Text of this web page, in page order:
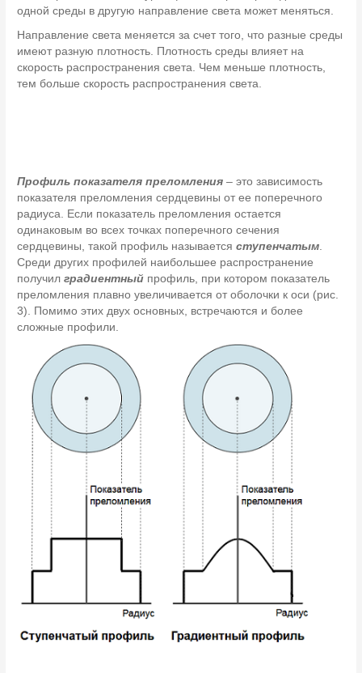
одной среды в другую направление света может меняться.
Направление света меняется за счет того, что разные среды
имеют разную плотность. Плотность среды влияет на
скорость распространения света. Чем меньше плотность,
тем больше скорость распространения света.
Профиль показателя преломления – это зависимость
показателя преломления сердцевины от ее поперечного
радиуса. Если показатель преломления остается
одинаковым во всех точках поперечного сечения
сердцевины, такой профиль называетсяступенчатым
Среди других профилей наибольшее распространение
получилградиентный профиль, при котором показатель
преломления плавно увеличивается от оболочки к оси (рис.
3). Помимо этих двух основных, встречаются и более
сложные профили.